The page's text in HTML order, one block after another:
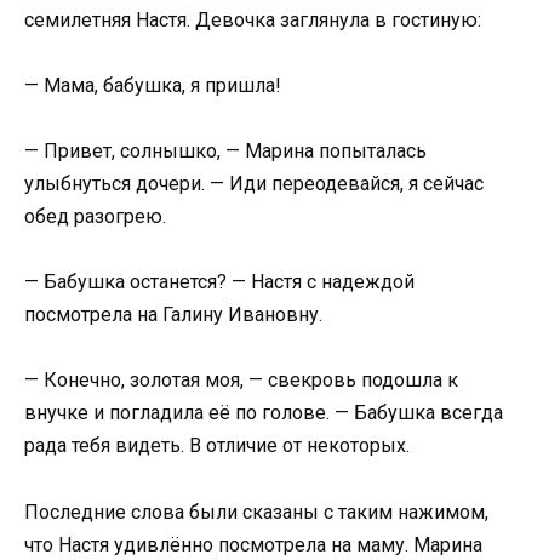
семилетняя Настя. Девочка заглянула в гостиную:
— Мама, бабушка, я пришла!
— Привет, солнышко, — Марина попыталась
улыбнуться дочери. — Иди переодевайся, я сейчас
обед разогрею.
— Бабушка останется? — Настя с надеждой
посмотрела на Галину Ивановну.
— Конечно, золотая моя, — свекровь подошла к
внучке и погладила её по голове. — Бабушка всегда
рада тебя видеть. В отличие от некоторых.
Последние слова были сказаны с таким нажимом,
что Настя удивлённо посмотрела на маму. Марина